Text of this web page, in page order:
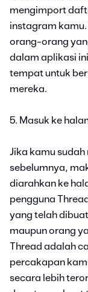
mengimport
instagram
orang-orang
dalam aplikasi
tempat untuk
mereka.
5. Masuk ke
Jika kamu
sebelumnya,
diarahkan ke
pengguna
yang telah
maupun orang
Thread adalah
percakapan
secara lebih